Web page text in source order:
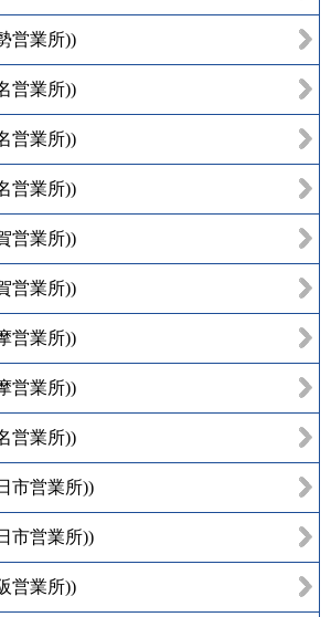
営業所))
営業所))
営業所))
営業所))
営業所))
営業所))
営業所))
営業所))
営業所))
市営業所))
市営業所))
営業所))